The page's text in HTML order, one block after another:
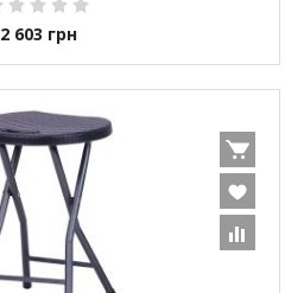
2 603 грн